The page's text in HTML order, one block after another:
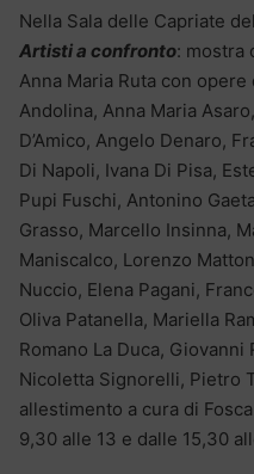
Nella Sala delle Capriate
Artisti a confronto: mostra
Anna Maria Ruta con
Andolina, Anna Maria
D’Amico, Angelo Denaro,
Di Napoli, Ivana Di Pisa,
Pupi Fuschi, Antonino
Grasso, Marcello Insinna,
Maniscalco, Lorenzo
Nuccio, Elena Pagani,
Oliva Patanella, Mariella
Romano La Duca,
Nicoletta Signorelli, Pietro
allestimento a cura di
9,30 alle 13 e dalle 15,30